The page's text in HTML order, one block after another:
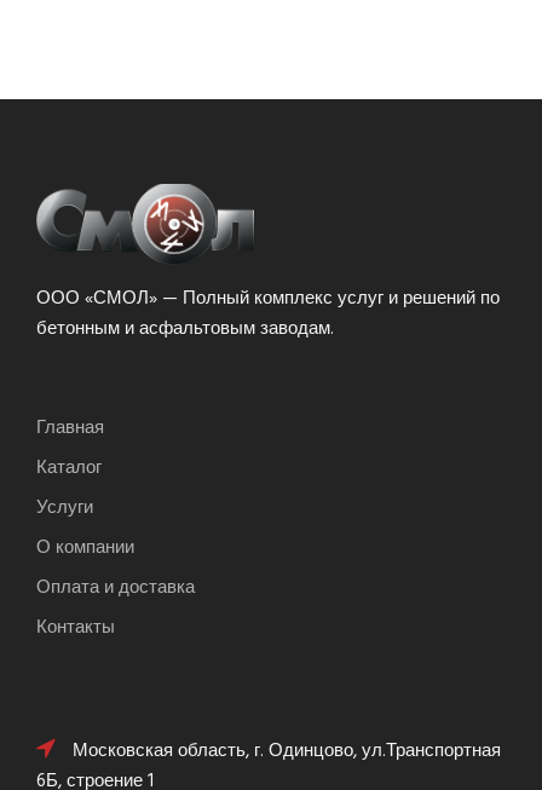
ООО «СМОЛ» — Полный комплекс услуг и решений по
бетонным и асфальтовым заводам.
Главная
Каталог
Услуги
О компании
Оплата и доставка
Контакты
Московская область, г. Одинцово, ул.Транспортная
6Б, строение 1